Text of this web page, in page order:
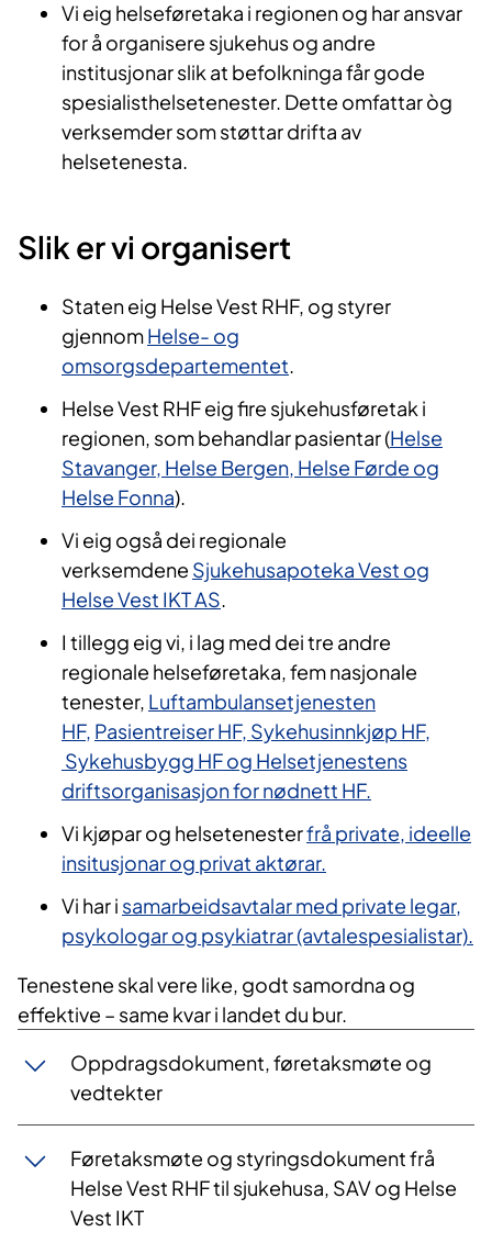
Vi eig helseføretaka i regionen og har ansvar
for å organisere sjukehus og andre
institusjonar slik at befolkninga får gode
spesialisthelsetenester. Dette omfattar òg
verksemder som støttar drifta av
helsetenesta.
Slik er vi organisert
Staten eig Helse Vest RHF, og styrer
gjennomHelse- og
omsorgsdepartementet.
Helse Vest RHF eig fire sjukehusføretak i
regionen, som behandlar pasientar (Helse
Stavanger, Helse Bergen, Helse Førde og
Helse Fonna).
Vi eig også dei regionale
verksemdene Sjukehusapoteka Vest og
Helse Vest IKT AS.
I tillegg eig vi, i lag med dei tre andre
regionale helseføretaka, fem nasjonale
tenester, Luftambulansetjenesten
HF, Pasientreiser HF, Sykehusinnkjøp HF,
Sykehusbygg HF og Helsetjenestens
driftsorganisasjon for nødnett HF.
Vi kjøpar og helsetenesterfrå private, ideelle
insitusjonar og privat aktørar.
Vi har i samarbeidsavtalar med private legar,
psykologar og psykiatrar (avtalespesialistar).
Tenestene skal vere like, godt samordna og
effektive – same kvar i landet du bur.
Oppdragsdokument, føretaksmøte og
vedtekter
Føretaksmøte og styringsdokument frå
Helse Vest RHF til sjukehusa, SAV og Helse
Vest IKT